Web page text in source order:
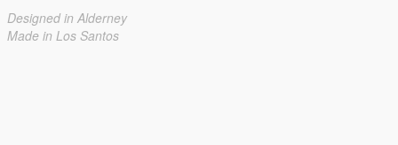
Designed in Alderney
Made in Los Santos